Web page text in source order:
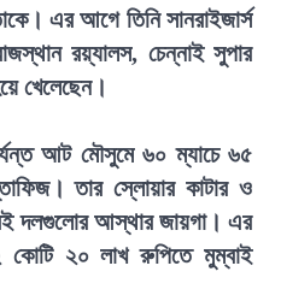
এর আগে তিনি সানরাইজার্স
রয়্যালস, চেন্নাই সুপার
খেলেছেন।
আট মৌসুমে ৬০ ম্যাচে ৬৫
তার স্লোয়ার কাটার ও
দলগুলোর আস্থার জায়গা। এর
২০ লাখ রুপিতে মুম্বাই